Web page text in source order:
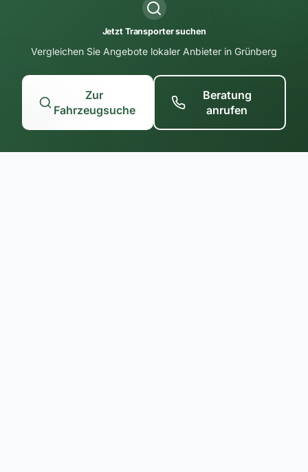
Jetzt Transporter suchen
Vergleichen Sie Angebote lokaler Anbieter in Grünberg
Zur
Fahrzeugsuche
Beratung
anrufen